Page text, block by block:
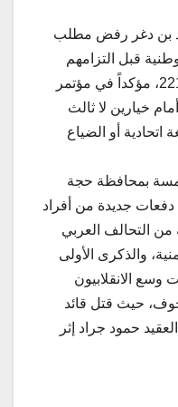
بن دغر رفض مطلب
قبل التزامهم
تطبيق بنود قرار مجلس الأمن 2216، مؤكداً في مؤتمر
خيارين لا ثالث
اتحادية أو الضياع
بمحافظة حجة
دفعات جديدة من أفراد
التحالف العربي
للوحدة اليمنية، والذكرى الأولى
الانقلابيون
حيث قتل قائد
حمود جراد إثر